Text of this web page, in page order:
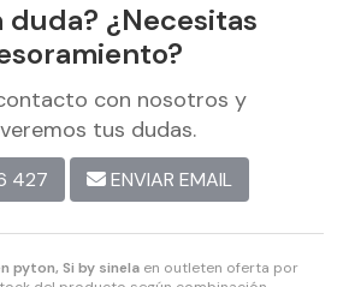
pyton, Si by sinela en outleten oferta por
duda? ¿Necesitas
con nosotros y
tus dudas.
427 ENVIAR EMAIL